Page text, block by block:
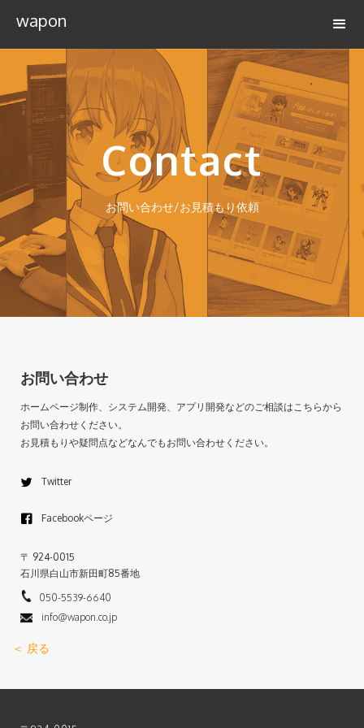
wapon
Contact
お問い合わせ/お見積もり依頼
お問い合わせ
ホームページ制作、システム開発、アプリ開発などのご相談はこちらから
お問い合わせください。
お見積もりや疑問点などなんでもお問い合わせください。
Twitter
Facebookページ
〒 924-0015
石川県白山市新田町85番地
050-5539-6640
info@wapon.co.jp
＜ 戻る